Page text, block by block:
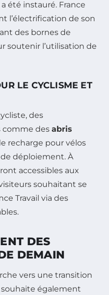
été instauré. France
l’électrification de son
des bornes de
soutenir l’utilisation de
LE CYCLISME ET
des
comme des abris
recharge pour vélos
déploiement. À
accessibles aux
souhaitant se
Travail via des
DES
DEMAIN
vers une transition
souhaite également